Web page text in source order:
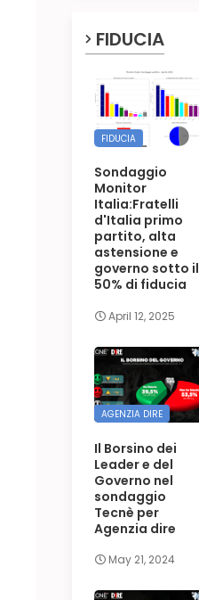
FIDUCIA
FIDUCIA
Sondaggio
Monitor
Italia:Fratelli
d'Italia primo
partito, alta
astensione e
governo sotto il
50% di fiducia
April 12, 2025
AGENZIA DIRE
Il Borsino dei
Leader e del
Governo nel
sondaggio
Tecnè per
Agenzia dire
May 21, 2024